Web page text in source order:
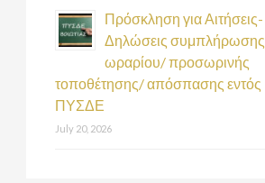
Πρόσκληση για Αιτήσεις-
Δηλώσεις συμπλήρωσης
ωραρίου/ προσωρινής
τοποθέτησης/ απόσπασης εντός
ΠΥΣΔΕ
July 20, 2026